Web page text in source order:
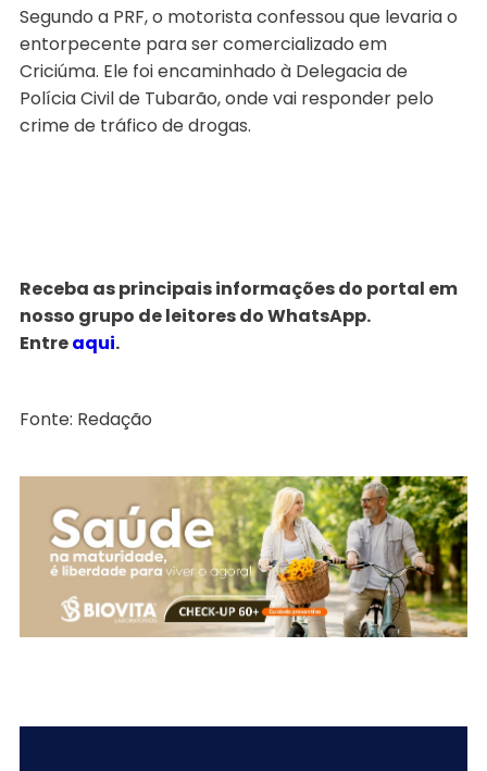
Segundo a PRF, o motorista confessou que levaria o
entorpecente para ser comercializado em
Criciúma. Ele foi encaminhado à Delegacia de
Polícia Civil de Tubarão, onde vai responder pelo
crime de tráfico de drogas.
Receba as principais informações do portal em
nosso grupo de leitores do WhatsApp.
Entreaqui.
Fonte: Redação